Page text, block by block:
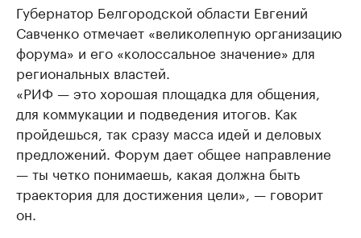
Губернатор Белгородской области Евгений
Савченко отмечает «великолепную организацию
форума» и его «колоссальное значение» для
региональных властей.
«РИФ — это хорошая площадка для общения,
для коммукации и подведения итогов. Как
пройдешься, так сразу масса идей и деловых
предложений. Форум дает общее направление
— ты четко понимаешь, какая должна быть
траектория для достижения цели», — говорит
он.